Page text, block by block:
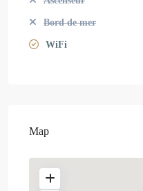
Bord de mer
WiFi
Map